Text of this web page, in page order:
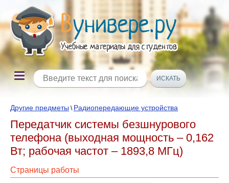
Другие предметы \ Радиопередающие устройства
Передатчик системы безшнурового
телефона (выходная мощность – 0,162
Вт; рабочая частот – 1893,8 МГц)
Страницы работы